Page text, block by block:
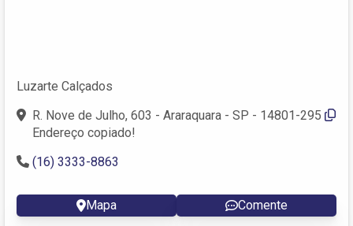
Luzarte Calçados
R. Nove de Julho, 603 - Araraquara - SP - 14801-295
Endereço copiado!
(16) 3333-8863
Mapa Comente